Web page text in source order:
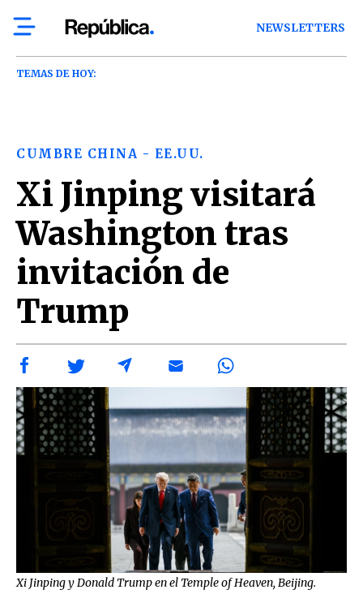
NEWSLETTERS
TEMAS DE HOY:
CUMBRE CHINA - EE.UU.
Xi Jinping visitará
Washington tras
invitación de
Trump
Xi Jinping y Donald Trump en el Temple of Heaven, Beijing.